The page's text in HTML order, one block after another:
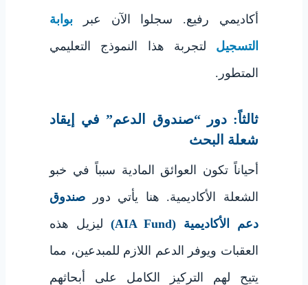
أكاديمي رفيع. سجلوا الآن عبر بوابة
التسجيل لتجربة هذا النموذج التعليمي
المتطور.
ثالثاً: دور “صندوق الدعم” في إيقاد
شعلة البحث
أحياناً تكون العوائق المادية سبباً في خبو
الشعلة الأكاديمية. هنا يأتي دور صندوق
دعم الأكاديمية (AIA Fund)
ليزيل هذه
العقبات ويوفر الدعم اللازم للمبدعين، مما
يتيح لهم التركيز الكامل على أبحاثهم